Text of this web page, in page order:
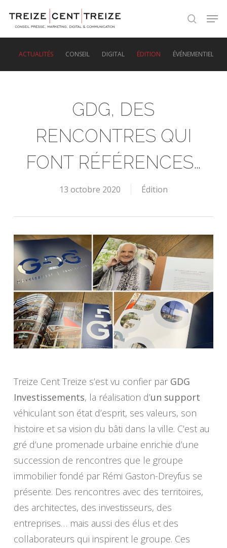
search
ACTUALITÉS CONSEIL DIGITAL ÉDITION ÉVÉNEMENTIEL
GDG, DES
RENCONTRES QUI
FONT RÉFÉRENCES…
13 octobre 2020 Édition
Treize Cent Treize s’est vu confier par GDG
Investissements, la réalisation d’un support
véhiculant son état d’esprit, ses valeurs, son
histoire et sa vision du bâti dans la ville. C’est au
gré d’une promenade urbaine enrichie d’une
succession de rencontres que le groupe
immobilier fondé par Rémi Gaston-Dreyfus se
présente. Des rencontres avec des territoires,
des architectes, des investisseurs, des
entreprises… mais aussi des élus et des
collaborateurs qui inspirent le groupe. Ces